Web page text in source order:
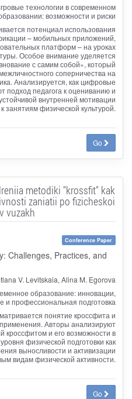
технологии в современном
возможности и риски
потенциал использования
– мобильных приложений,
платформ – на уроках
Особое внимание уделяется
с самим собой», который
соперничества на
Анализируется, как цифровые
подход педагога к оцениванию и
внутренней мотивации
к занятиям физической культурой.
Go
metodiki "krossfit" kak
zaniatii po fizicheskoi
vuzakh
Conference Paper
Challenges, Practices, and
V. Levitskaia, Alina M. Egorova
образование: инновации,
и профессиональная подготовка
понятие кроссфита и
Авторы анализируют
кроссфитом и его возможности в
физической подготовки как
выносливости и активизации
видам физической активности.
Go